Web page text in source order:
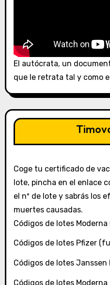
El autócrata, un
que le retrata tal y como
Coge tu certificado de
lote, pincha en el enlace
el nº de lote y sabrás los
muertes causadas.
Códigos de lotes Moderna
Códigos de lotes Pfizer
Códigos de lotes Janssen
Códigos de lotes Moderna